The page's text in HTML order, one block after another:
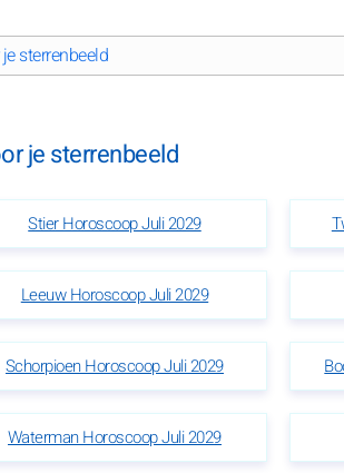
sterrenbeeld
je sterrenbeeld
Stier Horoscoop Juli 2029
Leeuw Horoscoop Juli 2029
Schorpioen Horoscoop Juli 2029
Waterman Horoscoop Juli 2029